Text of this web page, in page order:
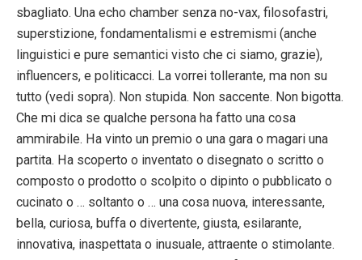
sbagliato. Una echo chamber senza no-vax, filosofastri,
superstizione, fondamentalismi e estremismi (anche
linguistici e pure semantici visto che ci siamo, grazie),
influencers, e politicacci. La vorrei tollerante, ma non su
tutto (vedi sopra). Non stupida. Non saccente. Non bigotta.
Che mi dica se qualche persona ha fatto una cosa
ammirabile. Ha vinto un premio o una gara o magari una
partita. Ha scoperto o inventato o disegnato o scritto o
composto o prodotto o scolpito o dipinto o pubblicato o
cucinato o … soltanto o … una cosa nuova, interessante,
bella, curiosa, buffa o divertente, giusta, esilarante,
innovativa, inaspettata o inusuale, attraente o stimolante.